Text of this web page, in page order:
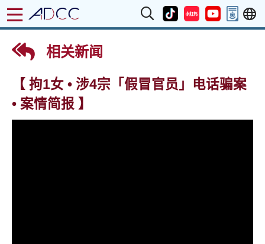
相关新闻
【 拘1女 • 涉4宗「假冒官员」电话骗案
• 案情简报 】